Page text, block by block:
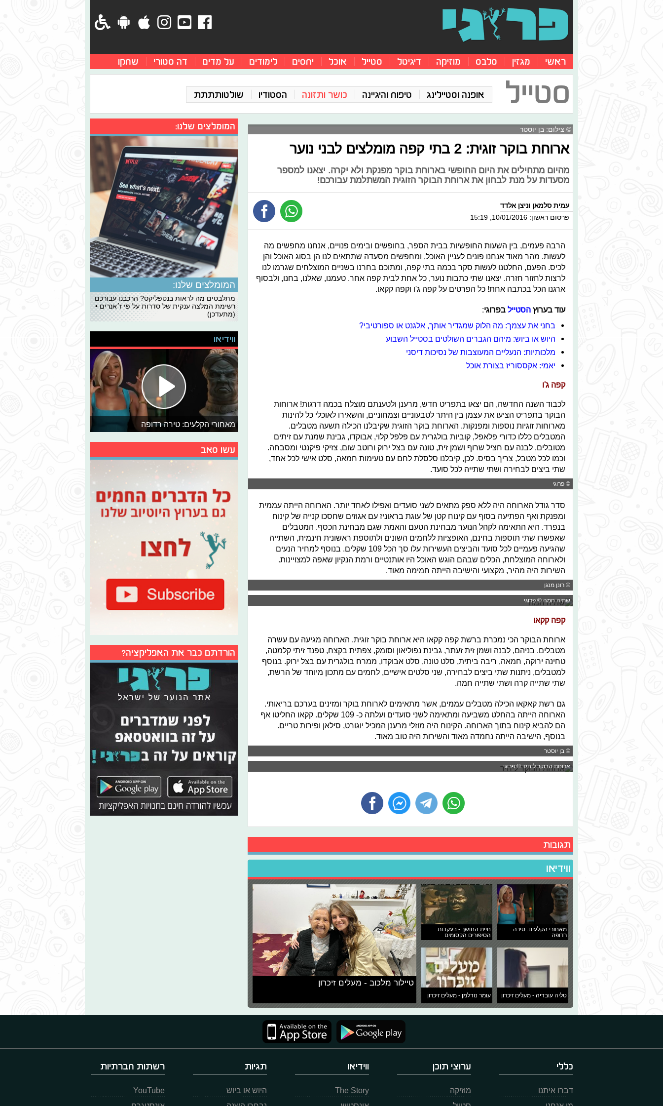
ראשי מגזין סלבס מוזיקה דיגיטל סטייל אוכל יחסים לימודים על מדים דה סטורי שחקו
סטייל אופנה וסטיילינג טיפוח והיגיינה כושר ותזונה הסטודיו שולטותתתת
© צילום: בן יוסטר
ארוחת בוקר זוגית: 2 בתי קפה מומלצים לבני נוער
מהיום מתחילים את היום החופשי בארוחת בוקר מפנקת ולא יקרה. יצאנו למספר
מסעדות על מנת לבחון את ארוחת הבוקר הזוגית המשתלמת עבורכם!
עמית סלמאן וניצן אלדד
פרסום ראשון: 10/01/2016, 15:19
הרבה פעמים, בין השעות החופשיות בבית הספר, בחופשים ובימים פנויים, אנחנו מחפשים מה
לעשות. מהר מאוד אנחנו פונים לעניין האוכל, ומחפשים מסעדה שתתאים לנו הן בסוג האוכל והן
לכיס. הפעם, החלטנו לעשות סקר בכמה בתי קפה, ומתוכם בחרנו בשניים המוצלחים שגרמו לנו
לרצות לחזור חזרה. יצאנו שתי כתבות נוער, כל אחת לבית קפה אחר. טעמנו, שאלנו, בחנו, ולבסוף
ארגנו הכל בכתבה אחת! כל הפרטים על קפה ג'ו וקפה קקאו.
עוד בערוץ הסטייל בפרוגי:
בחני את עצמך: מה הלוק שמגדיר אותך, אלגנט או ספורטיבי?
היוש או ביוש: מיהם הגברים השולטים בסטייל השבוע
מלכותיות: הנעליים המעוצבות של נסיכות דיסני
יאמי: אקססוריז בצורת אוכל
קפה ג'ו
לכבוד השנה החדשה, הם יצאו בתפריט חדש, מרענן ולטענתם מוצלח בכמה דרגות! ארוחות
הבוקר בתפריט הציעו את עצמן בין היתר לטבעוניים וצמחוניים, והשאירו לאוכלי כל להינות
מארוחות זוגיות נוספות ומפנקות. הארוחת בוקר הזוגית שקיבלנו הכילה תשעה מטבלים.
המטבלים כללו כדורי פלאפל, קוביות בולגרית עם פלפל קלוי, אבוקדו, גבינת שמנת עם זיתים
מטובלים, לבנה עם חציל שרוף ושמן זית, טונה עם בצל ירוק ורוטב שום, צזיקי פיקנטי ומסבחה.
וכמו לכל מטבל, צריך בסיס. לכן, קיבלנו סלסלת לחם עם טעימות חמאה, סלט אישי לכל אחד,
שתי ביצים לבחירה ושתי שתייה לכל סועד.
© פרוגי
סדר גודל הארוחה היה ללא ספק מתאים לשני סועדים ואפילו לאחד יותר. הארוחה הייתה עממית
ומפנקת ואף הפתיעה בסוף עם קינוח קטן של עוגת בראוניז עם אגוזים שחסכו קנייה של קינוח
בנפרד. היא התאימה לקהל הנוער מבחינת הטעם והאמת שגם מבחינת הכסף. המטבלים
שאפשרו שתי תוספות בחינם, האופציות ללחמים השונים ולתוספת ראשונית חינמית, השתייה
שהגיעה פעמיים לכל סועד והביצים העשירות עלו סך הכל 109 שקלים. בנוסף למחיר הנעים
ולארוחה המוצלחת, הכלים שבהם הוגש האוכל היו אותנטיים ורמת הנקיון שאפה למצויינות.
השירות היה מהיר, מקצועי והישיבה הייתה חמימה מאוד.
© רונן מנגן
שתיה חמה © פרוגי
קפה קקאו
ארוחת הבוקר הכי נמכרת ברשת קפה קקאו היא ארוחת בוקר זוגית. הארוחה מגיעה עם עשרה
מטבלים. בניהם, לבנה ושמן זית זעתר, גבינת נפוליאון וסומק, צפתית בקצח, טפנד זיתי קלמטה,
טחינה ירוקה, חמאה, ריבה ביתית, סלט טונה, סלט אבוקדו, ממרח בולגרית עם בצל ירוק. בנוסף
למטבלים, ניתנות שתי ביצים לבחירה, שני סלטים אישיים, לחמים עם מתכון מיוחד של הרשת,
שתי שתייה קרה ושתי שתייה חמה.
גם רשת קאקאו הכילה מטבלים עממים, אשר מתאימים לארוחת בוקר ומזינים בערכם בריאותי.
הארוחה הייתה בהחלט משביעה ומתאימה לשני סועדים ועלתה כ- 109 שקלים. קקאו החליטו אף
הם להביא קינוח בתוך הארוחה. הקינוח היה מוזלי מרענן המכיל יוגורט, סילאן ופירות טריים.
בנוסף, הישיבה הייתה נחמדה מאוד והשירות היה טוב מאוד.
© בן יוסטר
ארוחת הבוקר ליחיד © פרוגי
תגובות
ווידיאו
מאחורי הקלעים: טירה
רדופה
חיית החושך - בעקבות
הסיפורים הקסומים
טליה עובדיה - מעלים זיכרון עומר נודלמן - מעלים זיכרון
טיילור מלכוב - מעלים זיכרון
המומלצים שלנו:
המומלצים שלנו:
מתלבטים מה לראות בנטפליקס? הרכבנו עבורכם
רשימת המלצה ענקית של סדרות על פי ז׳אנרים •
(מתעדכן)
ווידיאו
מאחורי הקלעים: טירה רדופה
עשו סאב
הורדתם כבר את האפליקציה?
כללי
דברו איתנו
ערוצי תוכן
מוזיקה
ווידיאו
The Story
תגיות
היוש או ביוש
רשתות חברתיות
YouTube